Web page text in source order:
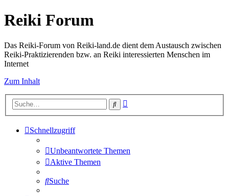
Reiki Forum
Das Reiki-Forum von Reiki-land.de dient dem Austausch zwischen
Reiki-Praktizierenden bzw. an Reiki interessierten Menschen im
Internet
Zum Inhalt
Suche
Schnellzugriff
Unbeantwortete Themen
Aktive Themen
Suche